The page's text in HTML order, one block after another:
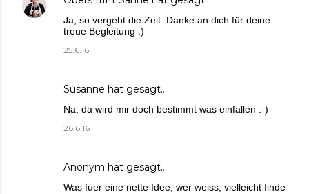
Ja, so vergeht die Zeit. Danke an dich für deine
treue Begleitung :)
25.6.16
Susanne hat gesagt…
Na, da wird mir doch bestimmt was einfallen :-)
26.6.16
Anonym hat gesagt…
Was fuer eine nette Idee, wer weiss, vielleicht finde